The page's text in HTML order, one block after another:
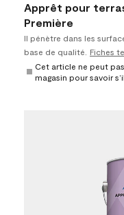
Apprêt pour
Première
Il pénètre dans les
base de qualité.
Fiches
Cet article ne peut
magasin pour savoir